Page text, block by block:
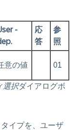
-
応
答
参
照
意の値 01
選択ダイアログボ
イプを、ユーザ